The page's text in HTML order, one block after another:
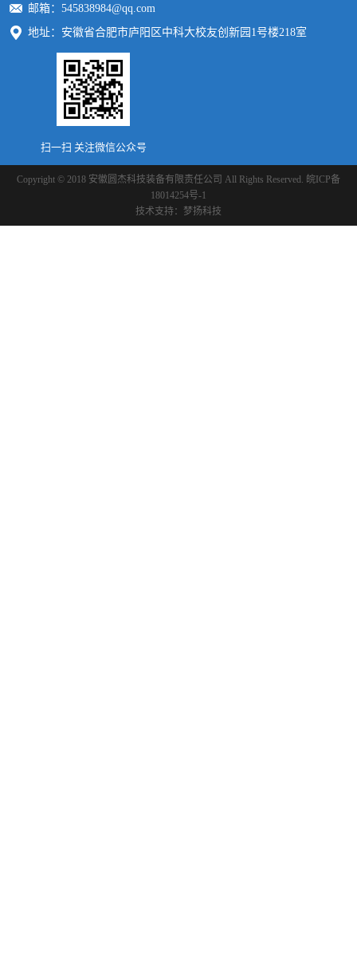
邮箱：545838984@qq.com
地址：安徽省合肥市庐阳区中科大校友创新园1号楼218室
扫一扫 关注微信公众号
Copyright © 2018 安徽圆杰科技装备有限责任公司 All Rights Reserved. 皖ICP备
18014254号-1
技术支持： 梦扬科技